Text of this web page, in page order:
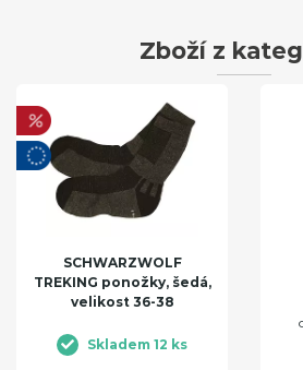
Zboží z
SCHWARZWOLF
TREKING ponožky, šedá,
velikost 36-38
Skladem 12 ks